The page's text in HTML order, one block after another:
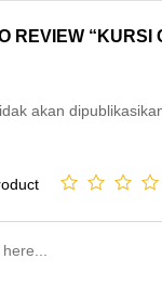
REVIEW “KURSI
akan